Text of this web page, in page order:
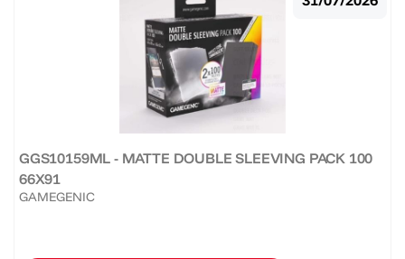
GGS10159ML - MATTE DOUBLE SLEEVING PACK 100
66X91
GAMEGENIC